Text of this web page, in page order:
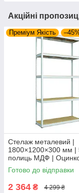
Акційні
Преміум Якість
Стелаж металевий |
1800×1200×300 мм |
полиць МДФ |
Бюджет ОМ | 150 кг/
збірний для гаража,
та
Готово до відправки
2 364 ₴ 4 299 ₴